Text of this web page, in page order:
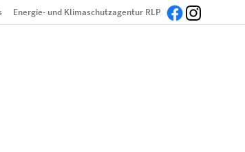
Energie- und Klimaschutzagentur RLP